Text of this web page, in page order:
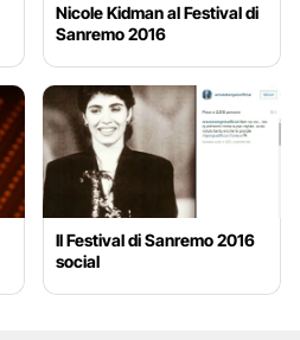
Nicole Kidman al Festival di
Sanremo 2016
Il Festival di Sanremo 2016
social